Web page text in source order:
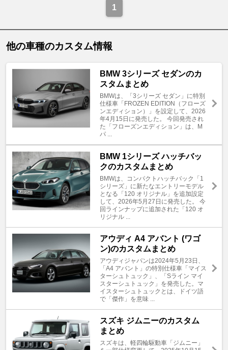
1
他の車種のカスタム情報
BMW 3シリーズ セダンのカ
スタムまとめ
BMWは、「3シリーズ セダン」に特別
仕様車「FROZEN EDITION（フローズ
ンエディション）」を設定して、2026
年4月15日に発売した。 今回発売され
た「フローズンエディション」は、M
パ ...
BMW 1シリーズ ハッチバッ
クのカスタムまとめ
BMWは、コンパクトハッチバック「1
シリーズ」に新たなエントリーモデル
となる「120 オリジナル」を追加設定
して、2026年5月27日に発売した。 今
回ラインナップに追加された「120 オ
リジナル ...
アウディ A4 アバント (ワゴ
ン)のカスタムまとめ
アウディジャパンは2024年5月23日、
「A4 アバント」の特別仕様車「マイス
ターシュトュック」、「Sライン マイ
スターシュトュック」を発売した。マ
イスターシュトュックとは、ドイツ語
で「傑作」を意味 ...
スズキ ジムニーのカスタム
まとめ
スズキは、軽四輪駆動車「ジムニー」